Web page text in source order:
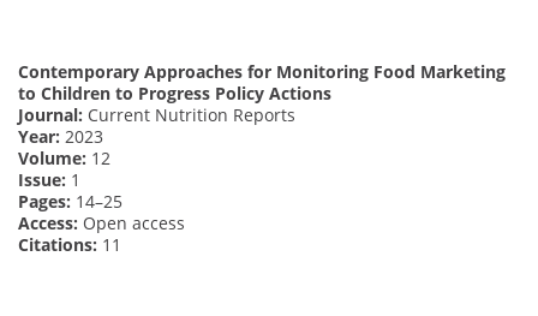
Contemporary Approaches for Monitoring Food Marketing
to Children to Progress Policy Actions
Journal: Current Nutrition Reports
Year: 2023
Volume: 12
Issue: 1
Pages: 14–25
Access: Open access
Citations: 11